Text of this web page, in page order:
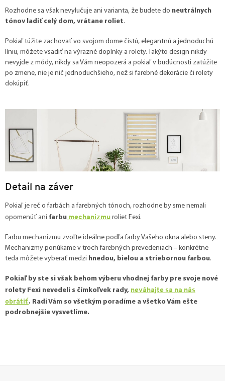
Rozhodne sa však nevylučuje ani varianta, že budete do neutrálnych
tónov ladiť celý dom, vrátane roliet.
Pokiaľ túžite zachovať vo svojom dome čistú, elegantnú a jednoduchú
líniu, môžete vsadiť na výrazné doplnky a rolety. Takýto design nikdy
nevyjde z módy, nikdy sa Vám neopozerá a pokiaľ v budúcnosti zatúžite
po zmene, nie je nič jednoduchšieho, než si farebné dekorácie či rolety
dokúpiť.
Detail na záver
Pokiaľ je reč o farbách a farebných tónoch, rozhodne by sme nemali
opomenúť ani farbu mechanizmu roliet Fexi.
Farbu mechanizmu zvoľte ideálne podľa farby Vašeho okna alebo steny.
Mechanizmy ponúkame v troch farebných prevedeniach – konkrétne
teda môžete vyberať medzi hnedou, bielou a striebornou farbou.
Pokiaľ by ste si však behom výberu vhodnej farby pre svoje nové
rolety Fexi nevedeli s čímkoľvek rady, neváhajte sa na nás
obrátiť. Radi Vám so všetkým poradíme a všetko Vám ešte
podrobnejšie vysvetlíme.